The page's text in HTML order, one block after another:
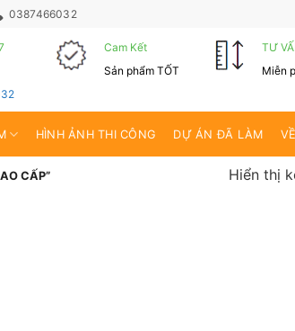
0387466032
Cam Kết
Sản phẩm TỐT
TƯ
Miễn
HÌNH ẢNH THI CÔNG DỰ ÁN ĐÃ LÀM
CẤP” Hiển thị